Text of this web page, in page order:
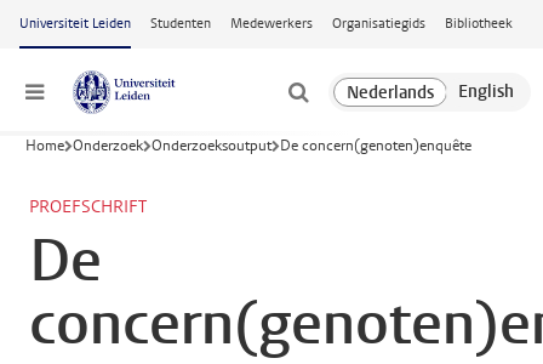
Ga naar hoofdinhoud
Universiteit Leiden Studenten Medewerkers Organisatiegids Bibliotheek
Menu
Home Onderzoek Onderzoeksoutput De concern(genoten)enquête
PROEFSCHRIFT
De